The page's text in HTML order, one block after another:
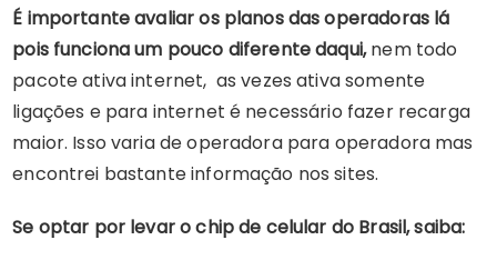
É importante avaliar os planos das operadoras lá
pois funciona um pouco diferente daqui,nem todo
pacote ativa internet, as vezes ativa somente
ligações e para internet é necessário fazer recarga
maior. Isso varia de operadora para operadora mas
encontrei bastante informação nos sites.
Se optar por levar o chip de celular do Brasil, saiba: